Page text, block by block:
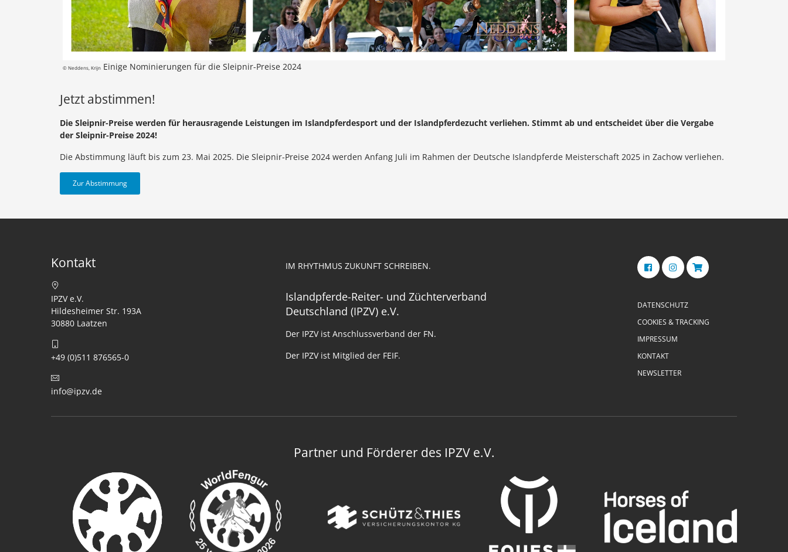
© Neddens, Krijn Einige Nominierungen für die Sleipnir-Preise 2024
Jetzt abstimmen!
Die Sleipnir-Preise werden für herausragende Leistungen im Islandpferdesport und der Islandpferdezucht verliehen. Stimmt ab und entscheidet über die Vergabe
der Sleipnir-Preise 2024!
Die Abstimmung läuft bis zum 23. Mai 2025. Die Sleipnir-Preise 2024 werden Anfang Juli im Rahmen der Deutsche Islandpferde Meisterschaft 2025 in Zachow verliehen.
Zur Abstimmung
Kontakt
IPZV e.V.
Hildesheimer Str. 193A
30880 Laatzen
+49 (0)511 876565-0
info@ipzv.de
IM RHYTHMUS ZUKUNFT SCHREIBEN.
Islandpferde-Reiter- und Züchterverband
Deutschland (IPZV) e.V.
Der IPZV ist Anschlussverband der FN.
Der IPZV ist Mitglied der FEIF.
DATENSCHUTZ
COOKIES & TRACKING
IMPRESSUM
KONTAKT
NEWSLETTER
Partner und Förderer des IPZV e.V.